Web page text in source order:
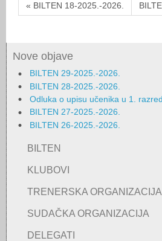
« BILTEN 18-2025.-2026.
Nove objave
BILTEN 29-2025.-2026.
BILTEN 28-2025.-2026.
Odluka o upisu učenika u 1.
BILTEN 27-2025.-2026.
BILTEN 26-2025.-2026.
BILTEN
KLUBOVI
TRENERSKA ORGANIZACIJA
SUDAČKA ORGANIZACIJA
DELEGATI